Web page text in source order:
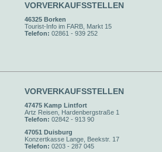
VORVERKAUFSSTELLEN
46325 Borken
Tourist-Info im FARB, Markt 15
Telefon: 02861 - 939 252
VORVERKAUFSSTELLEN
47475 Kamp Lintfort
Artz Reisen, Hardenbergstraße 1
Telefon: 02842 - 913 90
47051 Duisburg
Konzertkasse Lange, Beekstr. 17
Telefon: 0203 - 287 045